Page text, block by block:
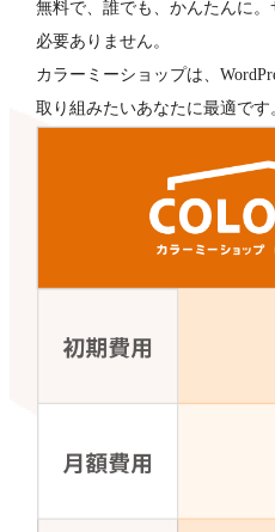
無料で、誰でも、かんたんに
必要ありません。
カラーミーショップは、
取り組みたいあなたに最適です